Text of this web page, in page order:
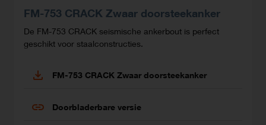
FM-753 CRACK Zwaar doorsteekanker
De FM-753 CRACK seismische ankerbout is perfect
geschikt voor staalconstructies.
FM-753 CRACK Zwaar doorsteekanker
Doorbladerbare versie